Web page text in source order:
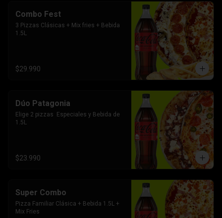
Combo Fest
3 Pizzas Clásicas + Mix fries + Bebida
1.5L
$29.990
Dúo Patagonia
Elige 2 pizzas  Especiales y Bebida de
1.5L
$23.990
Super Combo
Pizza Familiar Clásica + Bebida 1.5L +
Mix Fries